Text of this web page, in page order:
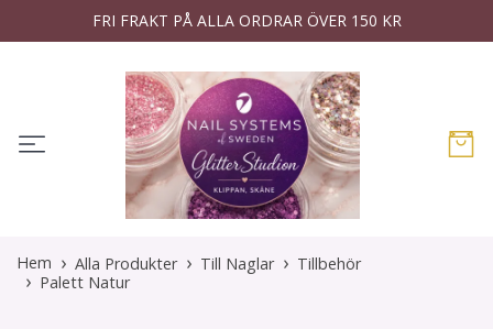
FRI FRAKT PÅ ALLA ORDRAR ÖVER 150 KR
Hem Alla Produkter Till Naglar
Tillbehör
Palett Natur